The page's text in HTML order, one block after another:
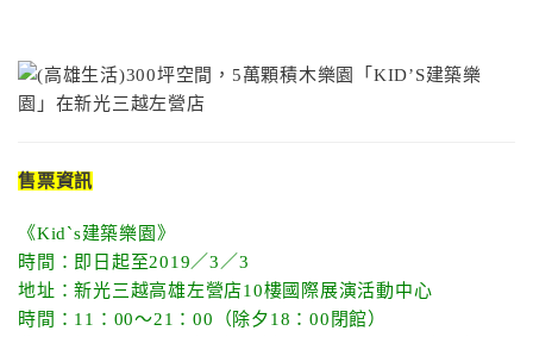
售票資訊
《Kid`s建築樂園》
時間：即日起至2019／3／3
地址：新光三越高雄左營店10樓國際展演活動中心
時間：11：00～21：00（除夕18：00閉館）